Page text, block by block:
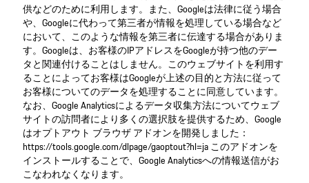
供などのために利用します。また、Googleは法律に従う場合
や、Googleに代わって第三者が情報を処理している場合など
において、このような情報を第三者に伝達する場合がありま
す。Googleは、お客様のIPアドレスをGoogleが持つ他のデー
タと関連付けることはしません。このウェブサイトを利用す
ることによってお客様はGoogleが上述の目的と方法に従って
お客様についてのデータを処理することに同意しています。
なお、Google Analyticsによるデータ収集方法についてウェブ
サイトの訪問者により多くの選択肢を提供するため、Google
はオプトアウト ブラウザ アドオンを開発しました：
https://tools.google.com/dlpage/gaoptout?hl=ja このアドオンを
インストールすることで、Google Analyticsへの情報送信がお
こなわれなくなります。